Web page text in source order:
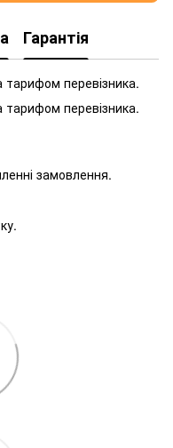
Гарантія
перевізника.
перевізника.
замовлення.